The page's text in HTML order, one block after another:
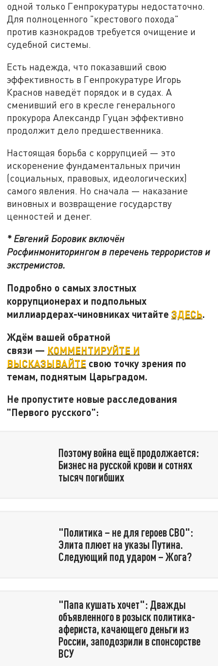
одной только Генпрокуратуры недостаточно.
Для полноценного "крестового похода"
против казнокрадов требуется очищение и
судебной системы.
Есть надежда, что показавший свою
эффективность в Генпрокуратуре Игорь
Краснов наведёт порядок и в судах. А
сменивший его в кресле генерального
прокурора Александр Гуцан эффективно
продолжит дело предшественника.
Настоящая борьба с коррупцией — это
искоренение фундаментальных причин
(социальных, правовых, идеологических)
самого явления. Но сначала — наказание
виновных и возвращение государству
ценностей и денег.
* Евгений Боровик включён
Росфинмониторингом в перечень террористов и
экстремистов.
Подробно о самых злостных
коррупционерах и подпольных
миллиардерах-чиновниках читайтеЗДЕСЬ.
Ждём вашей обратной
связи — КОММЕНТИРУЙТЕ И
ВЫСКАЗЫВАЙТЕ свою точку зрения по
темам, поднятым Царьградом.
Не пропустите новые расследования
"Первого русского":
Поэтому война ещё продолжается:
Бизнес на русской крови и сотнях
тысяч погибших
"Политика – не для героев СВО":
Элита плюет на указы Путина.
Следующий под ударом – Жога?
"Папа кушать хочет": Дважды
объявленного в розыск политика-
афериста, качающего деньги из
России, заподозрили в спонсорстве
ВСУ